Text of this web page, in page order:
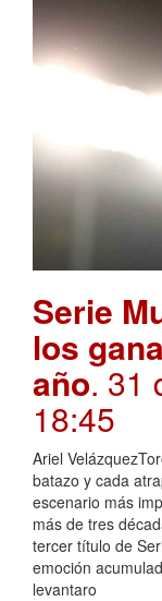
Serie
los
año. 31
18:45
Ariel
batazo y cada
escenario más
más de tres
tercer título de
emoción
levantaro